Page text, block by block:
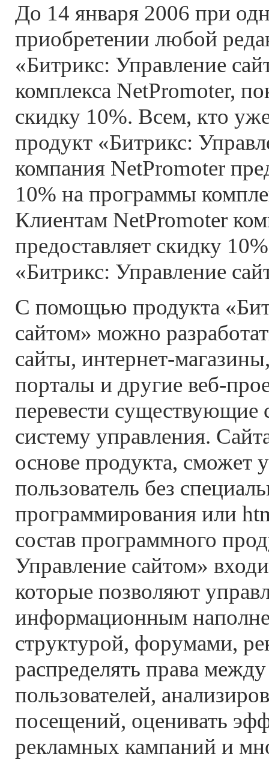
До 14 января 2006 при
приобретении любой
«Битрикс: Управление
комплекса NetPromoter,
скидку 10%. Всем, кто
продукт «Битрикс:
компания NetPromoter
10% на программы
Клиентам NetPromoter
предоставляет скидку
«Битрикс: Управление
С помощью продукта
сайтом» можно
сайты, интернет-
порталы и другие веб-
перевести существующие
систему управления.
основе продукта, сможет
пользователь без
программирования или
состав программного
Управление сайтом»
которые позволяют
информационным
структурой, форумами,
распределять права
пользователей,
посещений, оценивать
рекламных кампаний и